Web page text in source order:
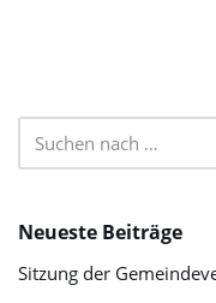
Neueste Beiträge
Sitzung der